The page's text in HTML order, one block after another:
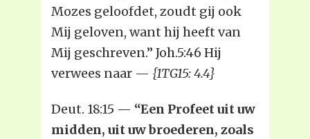
Mozes geloofdet, zoudt gij ook
Mij geloven, want hij heeft van
Mij geschreven.” Joh.5:46 Hij
verwees naar — {1TG15: 4.4}
Deut. 18:15 — “Een Profeet uit uw
midden, uit uw broederen, zoals